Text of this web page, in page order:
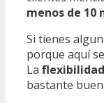
menos de 10
Si tienes
porque aquí
La
bastante